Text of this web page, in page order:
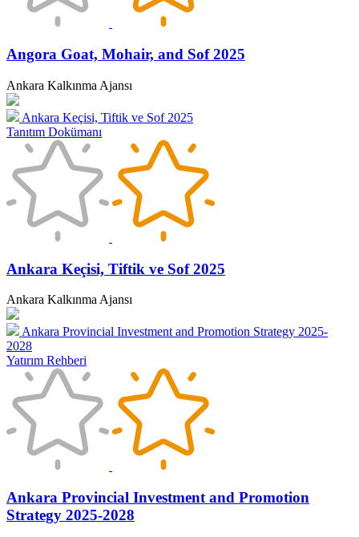
Angora Goat, Mohair, and Sof 2025
Ankara Kalkınma Ajansı
Ankara Keçisi, Tiftik ve Sof 2025
Tanıtım Dokümanı
Ankara Keçisi, Tiftik ve Sof 2025
Ankara Kalkınma Ajansı
Ankara Provincial Investment and Promotion Strategy 2025-
2028
Yatırım Rehberi
Ankara Provincial Investment and Promotion
Strategy 2025-2028